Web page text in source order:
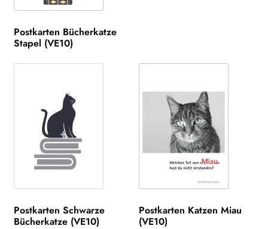
Postkarten Bücherkatze
Stapel (VE10)
Postkarten Schwarze
Bücherkatze (VE10)
Postkarten Katzen Miau
(VE10)